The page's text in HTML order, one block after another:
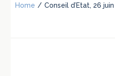
Home / Conseil d’Etat, 26